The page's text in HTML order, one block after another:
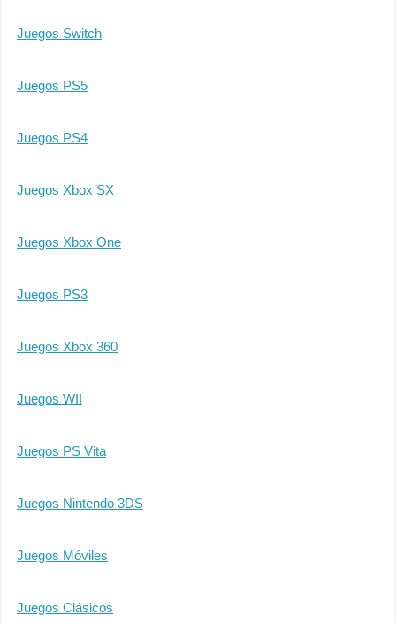
Juegos Switch
Juegos PS5
Juegos PS4
Juegos Xbox SX
Juegos Xbox One
Juegos PS3
Juegos Xbox 360
Juegos WII
Juegos PS Vita
Juegos Nintendo 3DS
Juegos Móviles
Juegos Clásicos